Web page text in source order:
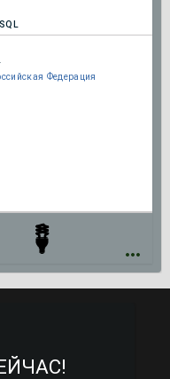
Федерация